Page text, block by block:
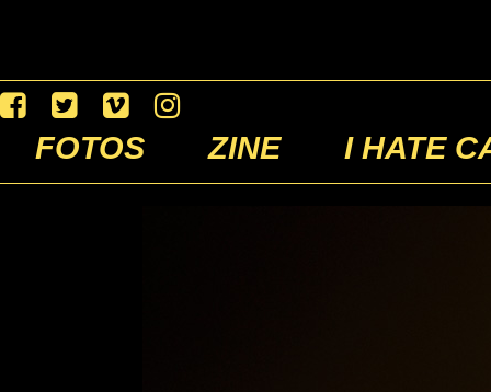
FOTOS ZINE I HATE